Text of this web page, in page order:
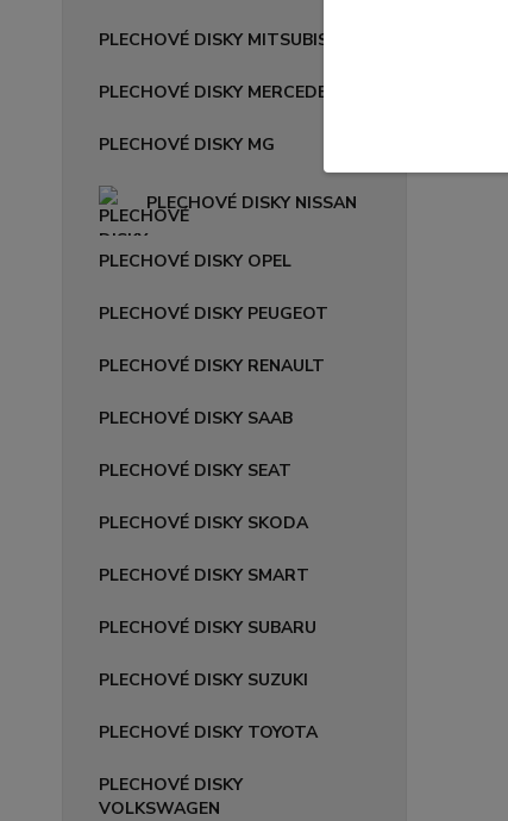
PLECHOVÉ DISKY MITSUBISHI
PLECHOVÉ DISKY MERCEDES
PLECHOVÉ DISKY MG
PLECHOVÉ DISKY NISSAN
PLECHOVÉ DISKY OPEL
PLECHOVÉ DISKY PEUGEOT
PLECHOVÉ DISKY RENAULT
PLECHOVÉ DISKY SAAB
PLECHOVÉ DISKY SEAT
PLECHOVÉ DISKY SKODA
PLECHOVÉ DISKY SMART
PLECHOVÉ DISKY SUBARU
PLECHOVÉ DISKY SUZUKI
PLECHOVÉ DISKY TOYOTA
PLECHOVÉ DISKY
VOLKSWAGEN